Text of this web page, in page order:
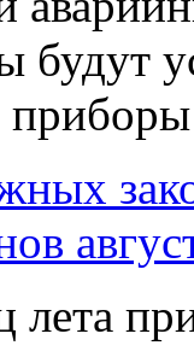
будут
лета